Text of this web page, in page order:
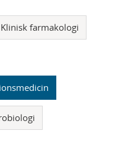
Klinisk farmakologi